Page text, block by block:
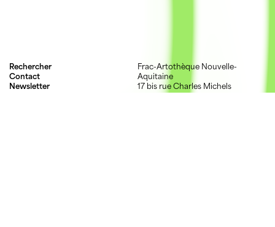
Rechercher
Contact
Newsletter
Frac-Artothèque Nouvelle-
Aquitaine
17 bis rue Charles Michels